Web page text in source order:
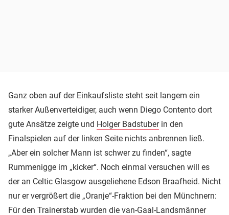
Ganz oben auf der Einkaufsliste steht seit langem ein
starker Außenverteidiger, auch wenn Diego Contento dort
gute Ansätze zeigte und Holger Badstuberin den
Finalspielen auf der linken Seite nichts anbrennen ließ.
„Aber ein solcher Mann ist schwer zu finden“, sagte
Rummenigge im „kicker“. Noch einmal versuchen will es
der an Celtic Glasgow ausgeliehene Edson Braafheid. Nicht
nur er vergrößert die „Oranje“-Fraktion bei den Münchnern:
Für den Trainerstab wurden die van-Gaal-Landsmänner